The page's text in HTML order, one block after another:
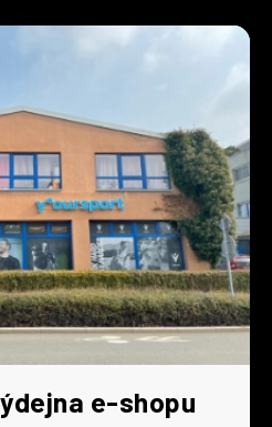
e-shopu